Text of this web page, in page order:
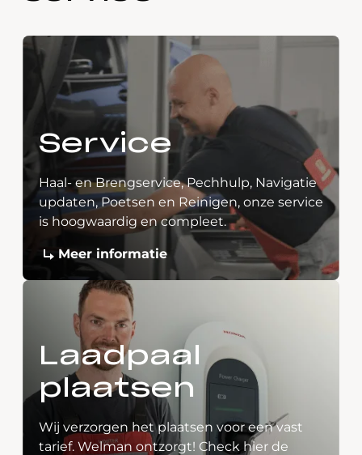
Service
Haal- en Brengservice, Pechhulp, Navigatie
updaten, Poetsen en Reinigen, onze service
is hoogwaardig en compleet.
Meer informatie
Laadpaal
plaatsen
Wij verzorgen het plaatsen voor een vast
tarief. Welman ontzorgt! Check hier de